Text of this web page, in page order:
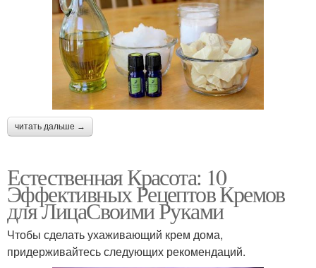
читать дальше →
Естественная Красота: 10
Эффективных Рецептов Кремов
для ЛицаСвоими Руками
Чтобы сделать ухаживающий крем дома,
придерживайтесь следующих рекомендаций.